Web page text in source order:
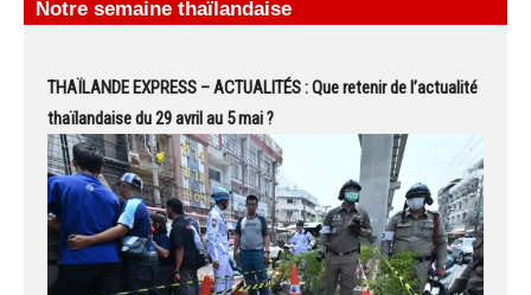
Notre semaine thaïlandaise
THAÏLANDE EXPRESS – ACTUALITÉS : Que retenir de l’actualité
thaïlandaise du 29 avril au 5 mai ?